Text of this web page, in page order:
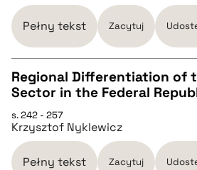
BIBTEX
pobierz cytat
Pełny tekst Zacytuj
pobierz cytat
Regional Differentiation of
Sector in the Federal
s. 242 - 257
Krzysztof Nyklewicz
Pełny tekst Zacytuj